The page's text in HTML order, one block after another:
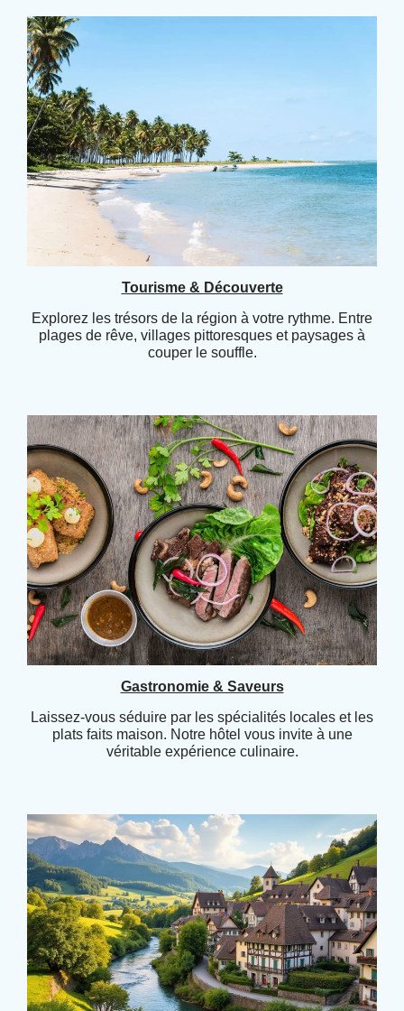
Tourisme & Découverte
Explorez les trésors de la région à votre rythme. Entre
plages de rêve, villages pittoresques et paysages à
couper le souffle.
Gastronomie & Saveurs
Laissez-vous séduire par les spécialités locales et les
plats faits maison. Notre hôtel vous invite à une
véritable expérience culinaire.